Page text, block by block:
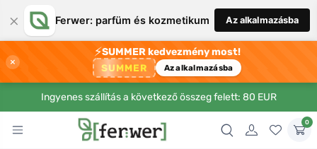
× Ferwer: parfüm és kozmetikum Az alkalmazásba
×
⚡SUMMER kedvezmény most!
SUMMER Az alkalmazásba
Ingyenes szállítás a következő összeg felett: 80 EUR
0